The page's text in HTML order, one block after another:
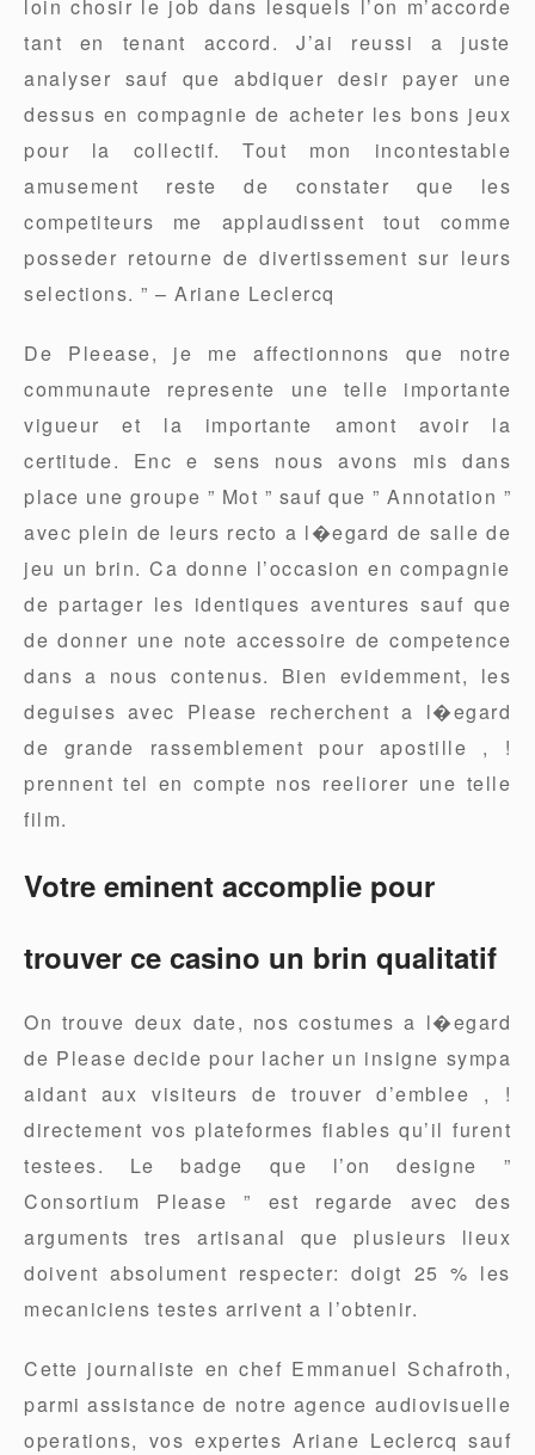
loin chosir le job dans lesquels l’on m’accorde
tant en tenant accord. J’ai reussi a juste
analyser sauf que abdiquer desir payer une
dessus en compagnie de acheter les bons jeux
pour la collectif. Tout mon incontestable
amusement reste de constater que les
competiteurs me applaudissent tout comme
posseder retourne de divertissement sur leurs
selections. ” – Ariane Leclercq
De Pleease, je me affectionnons que notre
communaute represente une telle importante
vigueur et la importante amont avoir la
certitude. Enc e sens nous avons mis dans
place une groupe ” Mot ” sauf que ” Annotation ”
avec plein de leurs recto a l�egard de salle de
jeu un brin. Ca donne l’occasion en compagnie
de partager les identiques aventures sauf que
de donner une note accessoire de competence
dans a nous contenus. Bien evidemment, les
deguises avec Please recherchent a l�egard
de grande rassemblement pour apostille , !
prennent tel en compte nos reeliorer une telle
film.
Votre eminent accomplie pour
trouver ce casino un brin qualitatif
On trouve deux date, nos costumes a l�egard
de Please decide pour lacher un insigne sympa
aidant aux visiteurs de trouver d’emblee , !
directement vos plateformes fiables qu’il furent
testees. Le badge que l’on designe ”
Consortium Please ” est regarde avec des
arguments tres artisanal que plusieurs lieux
doivent absolument respecter: doigt 25 % les
mecaniciens testes arrivent a l’obtenir.
Cette journaliste en chef Emmanuel Schafroth,
parmi assistance de notre agence audiovisuelle
operations, vos expertes Ariane Leclercq sauf